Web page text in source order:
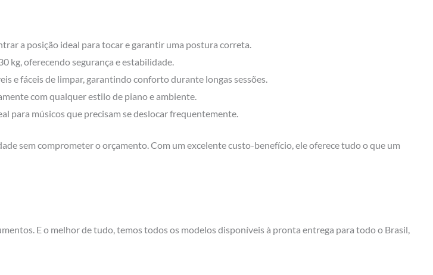
a posição ideal para tocar e garantir uma postura correta.
kg, oferecendo segurança e estabilidade.
e fáceis de limpar, garantindo conforto durante longas sessões.
com qualquer estilo de piano e ambiente.
para músicos que precisam se deslocar frequentemente.
sem comprometer o orçamento. Com um excelente custo-benefício, ele oferece tudo o que um
E o melhor de tudo, temos todos os modelos disponíveis à pronta entrega para todo o Brasil,